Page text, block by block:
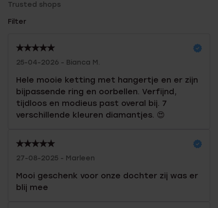
Trusted shops
Filter
25-04-2026 - Bianca M.
Hele mooie ketting met hangertje en er zijn
bijpassende ring en oorbellen. Verfijnd,
tijdloos en modieus past overal bij. 7
verschillende kleuren diamantjes. 😍
27-08-2025 - Marleen
Mooi geschenk voor onze dochter zij was er
blij mee